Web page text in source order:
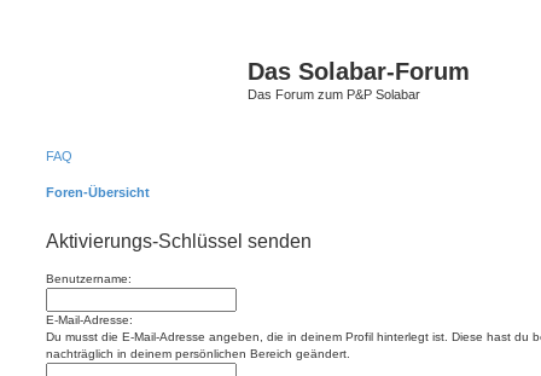
Das Solabar-Forum
Das Forum zum P&P Solabar
FAQ
Foren-Übersicht
Aktivierungs-Schlüssel senden
Benutzername:
E-Mail-Adresse:
Du musst die E-Mail-Adresse angeben, die in deinem Profil hinterlegt ist. Diese hast du
nachträglich in deinem persönlichen Bereich geändert.